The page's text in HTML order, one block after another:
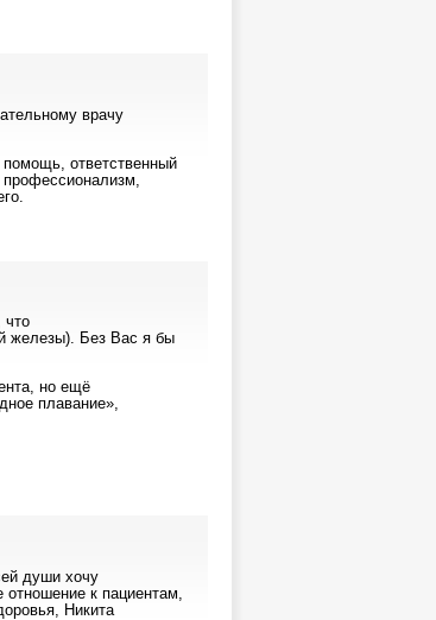
врачу
ответственный
что
железы). Без Вас я бы
но ещё
плавание»,
души хочу
отношение к пациентам,
Никита